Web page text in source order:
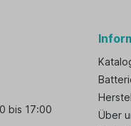
bis 17:00
Über